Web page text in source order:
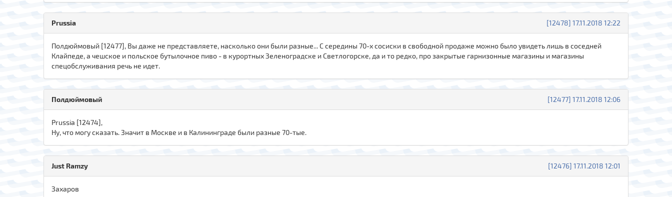
[12478] 17.11.2018 12:22
Prussia
Полдюймовый [12477], Вы даже не представляете, насколько они были разные... С середины 70-х сосиски в свободной продаже можно было увидеть лишь в соседней
Клайпеде, а чешское и польское бутылочное пиво - в курортных Зеленоградске и Светлогорске, да и то редко, про закрытые гарнизонные магазины и магазины
спецобслуживания речь не идет.
[12477] 17.11.2018 12:06
Полдюймовый
Prussia [12474],
Ну, что могу сказать. Значит в Москве и в Калининграде были разные 70-тые.
[12476] 17.11.2018 12:01
Just Ramzy
Захаров